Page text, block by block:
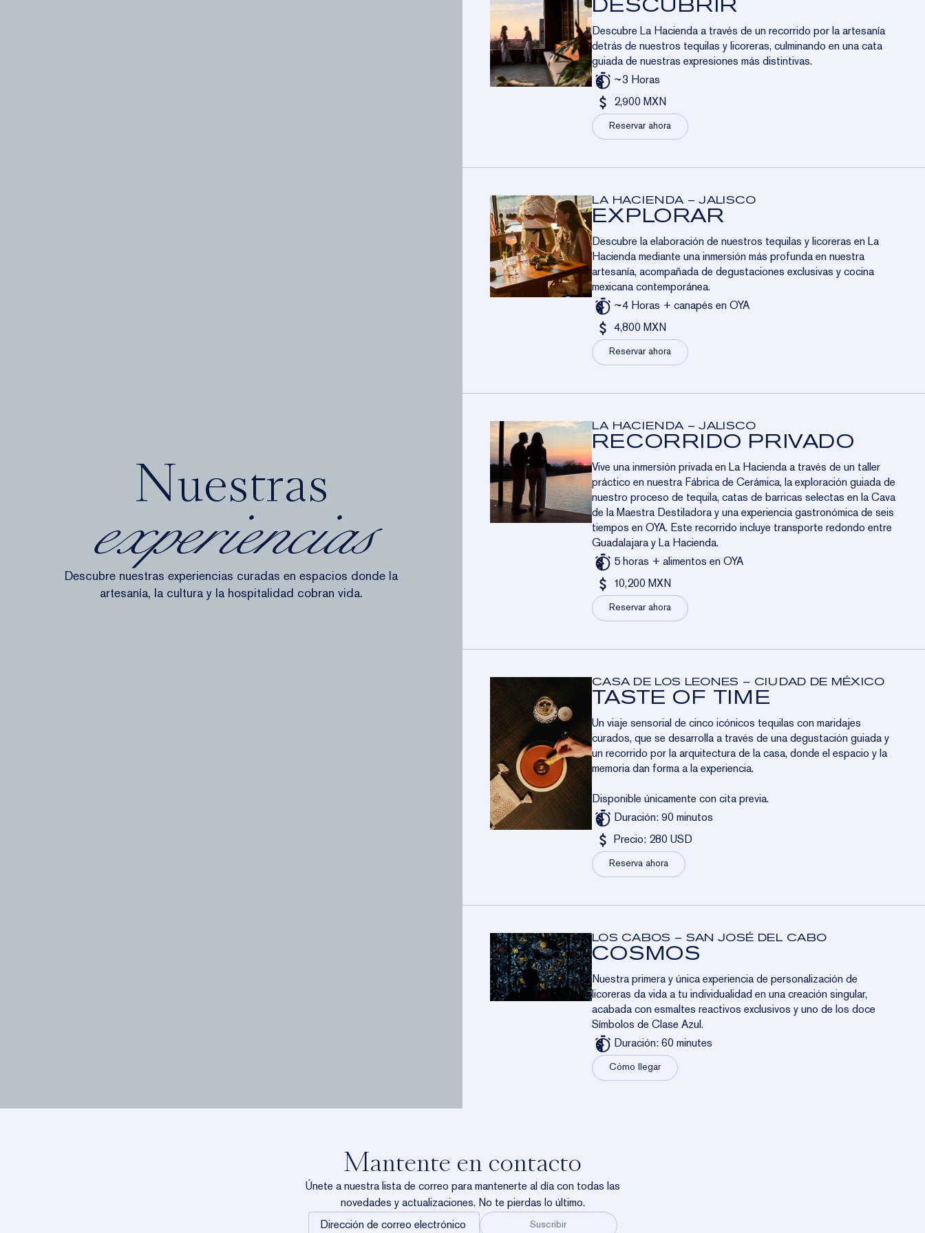
Nuestras
experiencias
Descubre nuestras experiencias curadas en espacios donde la
artesanía, la cultura y la hospitalidad cobran vida.
DESCUBRIR
Descubre La Hacienda a través de un recorrido por la artesanía
detrás de nuestros tequilas y licoreras, culminando en una cata
guiada de nuestras expresiones más distintivas.
~3 Horas
2,900 MXN
Reservar ahora
LA HACIENDA – JALISCO
EXPLORAR
Descubre la elaboración de nuestros tequilas y licoreras en La
Hacienda mediante una inmersión más profunda en nuestra
artesanía, acompañada de degustaciones exclusivas y cocina
mexicana contemporánea.
~4 Horas + canapés en OYA
4,800 MXN
Reservar ahora
LA HACIENDA – JALISCO
RECORRIDO PRIVADO
Vive una inmersión privada en La Hacienda a través de un taller
práctico en nuestra Fábrica de Cerámica, la exploración guiada de
nuestro proceso de tequila, catas de barricas selectas en la Cava
de la Maestra Destiladora y una experiencia gastronómica de seis
tiempos en OYA. Este recorrido incluye transporte redondo entre
Guadalajara y La Hacienda.
5 horas + alimentos en OYA
10,200 MXN
Reservar ahora
CASA DE LOS LEONES – CIUDAD DE MÉXICO
TASTE OF TIME
Un viaje sensorial de cinco icónicos tequilas con maridajes
curados, que se desarrolla a través de una degustación guiada y
un recorrido por la arquitectura de la casa, donde el espacio y la
memoria dan forma a la experiencia.
Disponible únicamente con cita previa.
Duración: 90 minutos
Precio: 280 USD
Reserva ahora
LOS CABOS – SAN JOSÉ DEL CABO
COSMOS
Nuestra primera y única experiencia de personalización de
licoreras da vida a tu individualidad en una creación singular,
acabada con esmaltes reactivos exclusivos y uno de los doce
Símbolos de Clase Azul.
Duración: 60 minutes
Cómo llegar
Mantente en contacto
Únete a nuestra lista de correo para mantenerte al día con todas las
novedades y actualizaciones. No te pierdas lo último.
Dirección
Suscribir